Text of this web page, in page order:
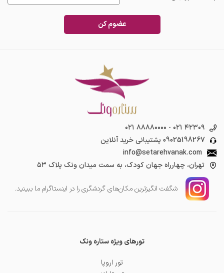
عضوم کن
۰۲۱ ۸۸۸۸۰۰۰۰ - ۰۲۱ ۴۲۳۰۹
09025198267 پشتیبانی خرید آنلاین
info@setarehvanak.com
تهران، چهارراه جهان کودک، به سمت میدان ونک پلاک ۵۳
شگفت انگیز‌ترین مکان‌های گردشگری را در اینستاگرام ما ببینید.
تورهای ویژه ستاره ونک
تور اروپا